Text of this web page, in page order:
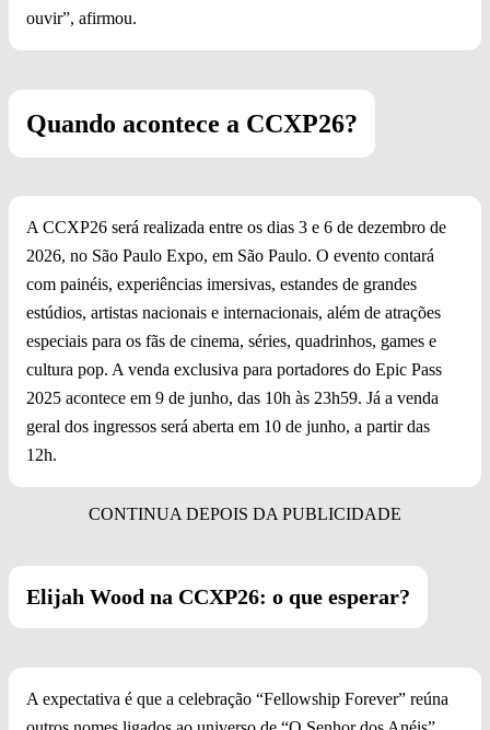
ouvir”, afirmou.
Quando acontece a CCXP26?
A CCXP26 será realizada entre os dias 3 e 6 de dezembro de
2026, no São Paulo Expo, em São Paulo. O evento contará
com painéis, experiências imersivas, estandes de grandes
estúdios, artistas nacionais e internacionais, além de atrações
especiais para os fãs de cinema, séries, quadrinhos, games e
cultura pop. A venda exclusiva para portadores do Epic Pass
2025 acontece em 9 de junho, das 10h às 23h59. Já a venda
geral dos ingressos será aberta em 10 de junho, a partir das
12h.
Elijah Wood na CCXP26: o que esperar?
A expectativa é que a celebração “Fellowship Forever” reúna